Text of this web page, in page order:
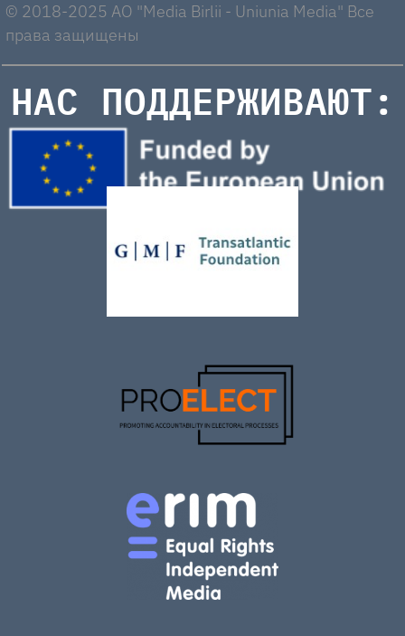
© 2018-2025 AO "Media Birlii - Uniunia Media" Все
права защищены
НАС ПОДДЕРЖИВАЮТ: